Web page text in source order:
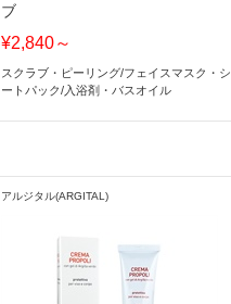
ブ
¥2,840～
スクラブ・ピーリング/フェイスマスク・シ
ートパック/ 入浴剤・バスオイル
アルジタル(ARGITAL)